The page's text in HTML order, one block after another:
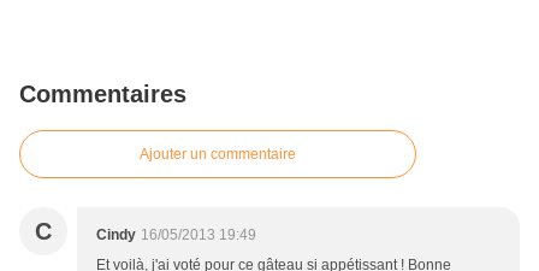
Commentaires
Ajouter un commentaire
C Cindy 16/05/2013 19:49
Et voilà, j'ai voté pour ce gâteau si appétissant ! Bonne